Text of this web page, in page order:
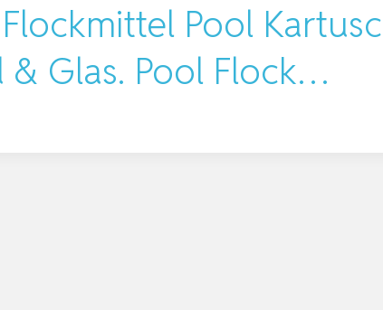
Pool
& Glas. Pool Flock…